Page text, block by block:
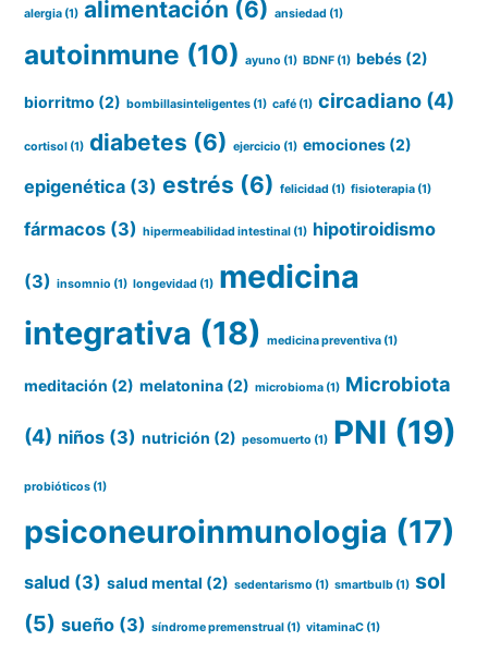
alergia (1) alimentación (6) ansiedad (1)
autoinmune (10) ayuno (1) BDNF (1) bebés (2)
biorritmo (2) bombillasinteligentes (1) café (1) circadiano (4)
cortisol (1) diabetes (6) ejercicio (1) emociones (2)
epigenética (3) estrés (6) felicidad (1) fisioterapia (1)
fármacos (3) hipermeabilidad intestinal (1) hipotiroidismo
(3) insomnio (1) longevidad (1) medicina
integrativa (18) medicina preventiva (1)
meditación (2) melatonina (2) microbioma (1) Microbiota
(4) niños (3) nutrición (2) pesomuerto (1) PNI (19)
probióticos (1)
psiconeuroinmunologia (17)
salud (3) salud mental (2) sedentarismo (1) smartbulb (1) sol
(5) sueño (3) síndrome premenstrual (1) vitaminaC (1)